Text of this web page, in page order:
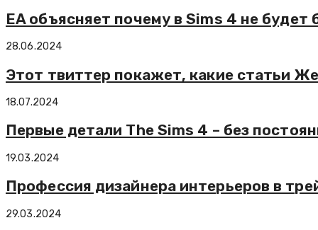
EA объясняет почему в Sims 4 не будет
28.06.2024
Этот твиттер покажет, какие статьи
18.07.2024
Первые детали The Sims 4 – без
19.03.2024
Профессия дизайнера интерьеров в
29.03.2024